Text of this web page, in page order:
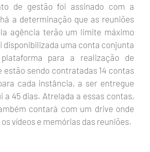
de gestão foi assinado com a
há a determinação que as reuniões
agência terão um limite máximo
disponibilizada uma conta conjunta
para a realização de
estão sendo contratadas 14 contas
cada instância, a ser entregue
a 45 dias. Atrelada a essas contas,
contará com um drive onde
vídeos e memórias das reuniões.